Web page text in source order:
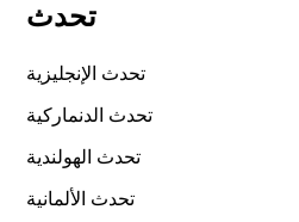
تحدث
تحدث الإنجليزية
تحدث الدنماركية
تحدث الهولندية
تحدث الألمانية